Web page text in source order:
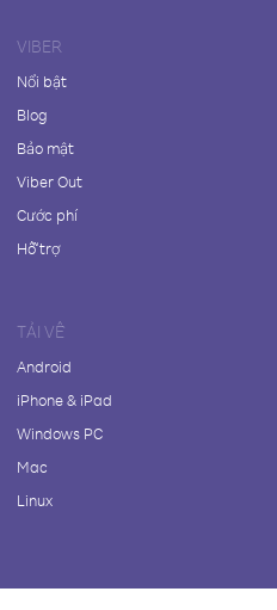
VIBER
Nổi bật
Blog
Bảo mật
Viber Out
Cước phí
Hỗ trợ
TẢI VỀ
Android
iPhone & iPad
Windows PC
Mac
Linux